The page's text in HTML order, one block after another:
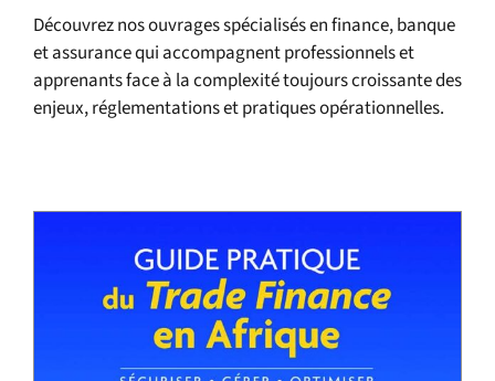
Découvrez nos ouvrages spécialisés en finance, banque
et assurance qui accompagnent professionnels et
apprenants face à la complexité toujours croissante des
enjeux, réglementations et pratiques opérationnelles.